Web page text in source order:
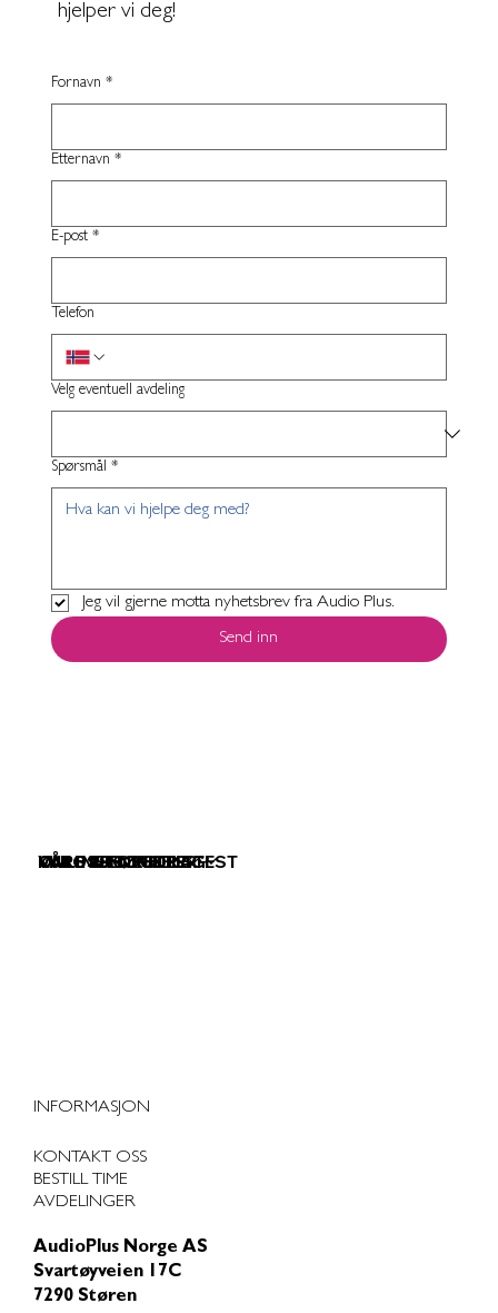
INFORMASJON
KONTAKT OSS
BESTILL TIME
AVDELINGER
AudioPlus Norge AS
Svartøyveien 17C
7290 Støren
VÅRE TJENESTER
VÅRE PRODUKTER
KURS & FOREDRAG
OM OSS
ONLINE HØRSELSTEST
hjelper vi deg!
Fornavn *
Etternavn *
E-post *
Telefon
Velg eventuell avdeling
Spørsmål *
Jeg vil gjerne motta nyhetsbrev fra Audio Plus.
Send inn